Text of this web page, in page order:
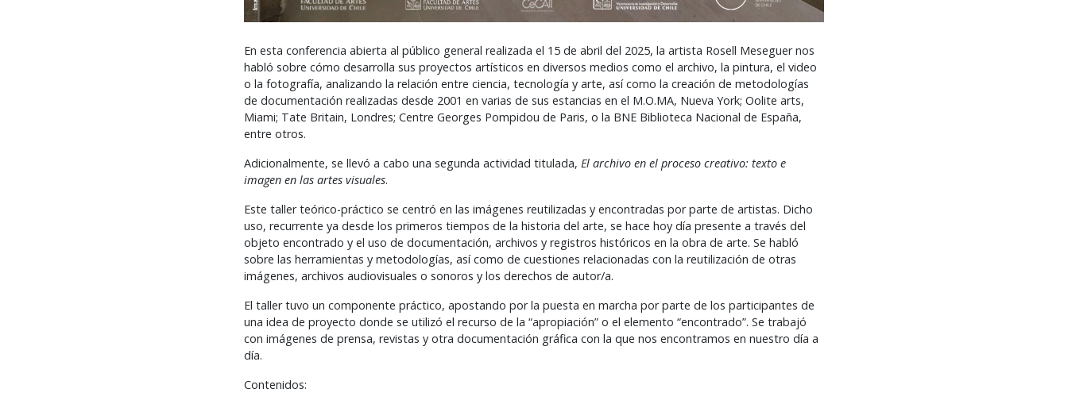
En esta conferencia abierta al público general realizada el 15 de abril del 2025, la artista Rosell Meseguer nos
habló sobre cómo desarrolla sus proyectos artísticos en diversos medios como el archivo, la pintura, el video
o la fotografía, analizando la relación entre ciencia, tecnología y arte, así como la creación de metodologías
de documentación realizadas desde 2001 en varias de sus estancias en el M.O.MA, Nueva York; Oolite arts,
Miami; Tate Britain, Londres; Centre Georges Pompidou de Paris, o la BNE Biblioteca Nacional de España,
entre otros.
Adicionalmente, se llevó a cabo una segunda actividad titulada, El archivo en el proceso creativo: texto e
imagen en las artes visuales.
Este taller teórico-práctico se centró en las imágenes reutilizadas y encontradas por parte de artistas. Dicho
uso, recurrente ya desde los primeros tiempos de la historia del arte, se hace hoy día presente a través del
objeto encontrado y el uso de documentación, archivos y registros históricos en la obra de arte. Se habló
sobre las herramientas y metodologías, así como de cuestiones relacionadas con la reutilización de otras
imágenes, archivos audiovisuales o sonoros y los derechos de autor/a.
El taller tuvo un componente práctico, apostando por la puesta en marcha por parte de los participantes de
una idea de proyecto donde se utilizó el recurso de la “apropiación” o el elemento “encontrado”. Se trabajó
con imágenes de prensa, revistas y otra documentación gráfica con la que nos encontramos en nuestro día a
día.
Contenidos: